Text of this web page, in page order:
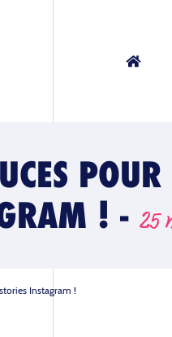
! - 25
Instagram !